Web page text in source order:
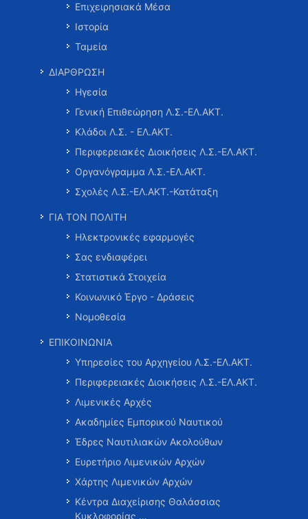
Επιχειρησιακά Μέσα
Ιστορία
Ταμεία
ΔΙΑΡΘΡΩΣΗ
Ηγεσία
Γενική Επιθεώρηση Λ.Σ.-ΕΛ.ΑΚΤ.
Κλάδοι Λ.Σ. - ΕΛ.ΑΚΤ.
Περιφερειακές Διοικήσεις Λ.Σ.-ΕΛ.ΑΚΤ.
Οργανόγραμμα Λ.Σ.-ΕΛ.ΑΚΤ.
Σχολές Λ.Σ.-ΕΛ.ΑΚΤ.-Κατάταξη
ΓΙΑ ΤΟΝ ΠΟΛΙΤΗ
Ηλεκτρονικές εφαρμογές
Σας ενδιαφέρει
Στατιστικά Στοιχεία
Κοινωνικό Έργο - Δράσεις
Νομοθεσία
ΕΠΙΚΟΙΝΩΝΙΑ
Υπηρεσίες του Αρχηγείου Λ.Σ.-ΕΛ.ΑΚΤ.
Περιφερειακές Διοικήσεις Λ.Σ.-ΕΛ.ΑΚΤ.
Λιμενικές Αρχές
Ακαδημίες Εμπορικού Ναυτικού
Έδρες Ναυτιλιακών Ακολούθων
Ευρετήριο Λιμενικών Αρχών
Χάρτης Λιμενικών Αρχών
Κέντρα Διαχείρισης Θαλάσσιας
Κυκλοφορίας …